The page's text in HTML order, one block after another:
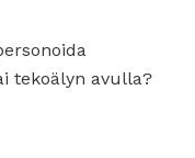
tekoälyn avulla?